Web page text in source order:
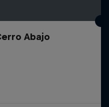
Abajo